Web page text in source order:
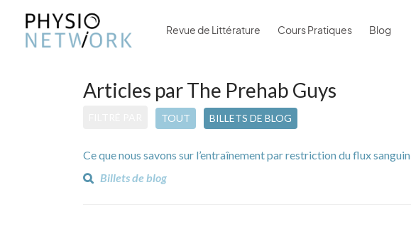
Revue de Littérature Cours Pratiques Blog
Articles par The Prehab Guys
TOUT BILLETS DE BLOG
Ce que nous savons sur l’entraînement par restriction du flux sanguin
Billets de blog